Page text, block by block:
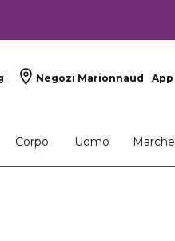
Negozi Marionnaud App
Corpo Uomo Marche